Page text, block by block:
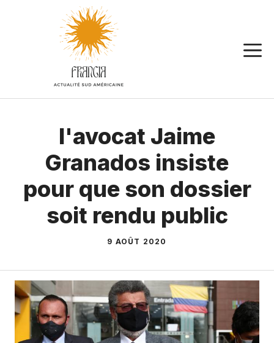
l'avocat Jaime
Granados insiste
pour que son dossier
soit rendu public
9 AOÛT 2020